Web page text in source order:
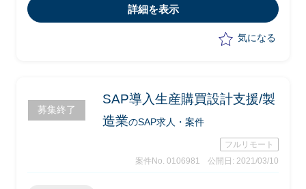
の設計に絡む業務課題をクライアント、
コンサル含めコンタクトを取り、課題整
詳細を表示
気になる
募集終了
SAP導入生産購買設計支援/製
造業のSAP求人・案件
フルリモート
案件No. 0106981
公開日: 2021/03/10